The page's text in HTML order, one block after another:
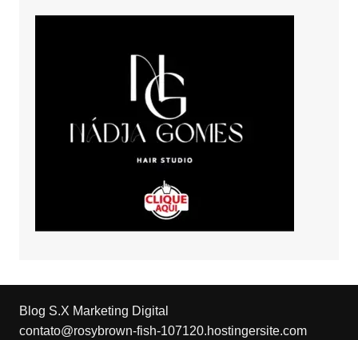
Blog S.X Marketing Digital
contato@rosybrown-fish-107120.hostingersite.com